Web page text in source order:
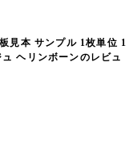
見本 サンプル 1枚単位 1
ヘリンボーンのレビュ